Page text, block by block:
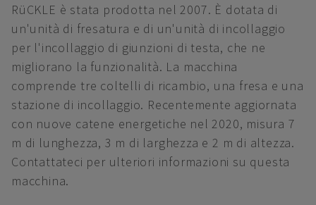
RüCKLE è stata prodotta nel 2007. È dotata di
un'unità di fresatura e di un'unità di incollaggio
per l'incollaggio di giunzioni di testa, che ne
migliorano la funzionalità. La macchina
comprende tre coltelli di ricambio, una fresa e una
stazione di incollaggio. Recentemente aggiornata
con nuove catene energetiche nel 2020, misura 7
m di lunghezza, 3 m di larghezza e 2 m di altezza.
Contattateci per ulteriori informazioni su questa
macchina.